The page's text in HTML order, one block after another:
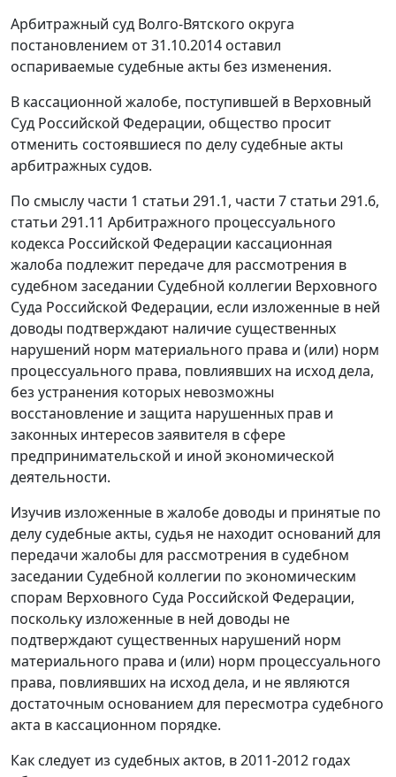
Арбитражный суд Волго-Вятского округа
постановлением от 31.10.2014 оставил
оспариваемые судебные акты без изменения.
В кассационной жалобе, поступившей в Верховный
Суд Российской Федерации, общество просит
отменить состоявшиеся по делу судебные акты
арбитражных судов.
По смыслу части 1 статьи 291.1, части 7 статьи 291.6,
статьи 291.11 Арбитражного процессуального
кодекса Российской Федерации кассационная
жалоба подлежит передаче для рассмотрения в
судебном заседании Судебной коллегии Верховного
Суда Российской Федерации, если изложенные в ней
доводы подтверждают наличие существенных
нарушений норм материального права и (или) норм
процессуального права, повлиявших на исход дела,
без устранения которых невозможны
восстановление и защита нарушенных прав и
законных интересов заявителя в сфере
предпринимательской и иной экономической
деятельности.
Изучив изложенные в жалобе доводы и принятые по
делу судебные акты, судья не находит оснований для
передачи жалобы для рассмотрения в судебном
заседании Судебной коллегии по экономическим
спорам Верховного Суда Российской Федерации,
поскольку изложенные в ней доводы не
подтверждают существенных нарушений норм
материального права и (или) норм процессуального
права, повлиявших на исход дела, и не являются
достаточным основанием для пересмотра судебного
акта в кассационном порядке.
Как следует из судебных актов, в 2011-2012 годах